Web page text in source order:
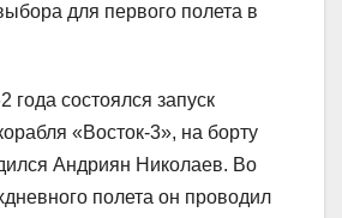
для первого полета в
года состоялся запуск
«Восток-3», на борту
Андриян Николаев. Во
полета он проводил